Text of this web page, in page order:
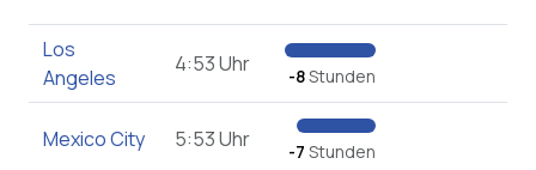
Los
Angeles
4:53 Uhr -8Stunden
Mexico City 5:53 Uhr -7 Stunden